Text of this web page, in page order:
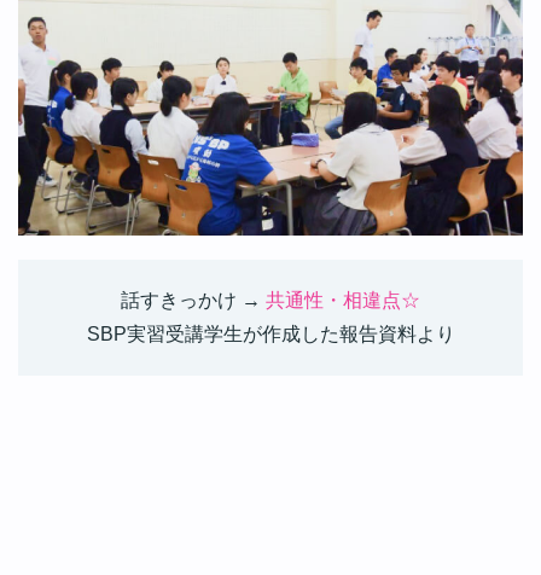
話すきっかけ → 共通性・相違点☆
SBP実習受講学生が作成した報告資料より